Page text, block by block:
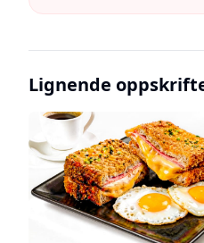
Lignende